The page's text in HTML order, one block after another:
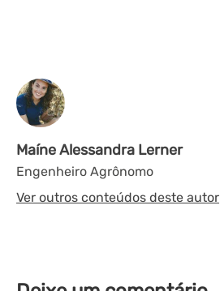
Maíne Alessandra Lerner
Engenheiro Agrônomo
Ver outros conteúdos deste autor